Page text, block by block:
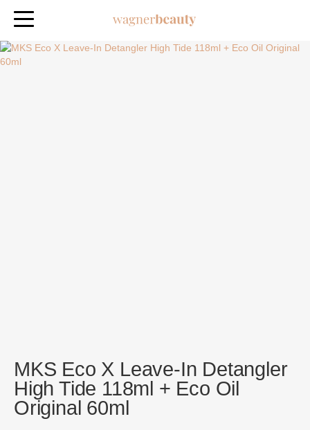
MKS Eco X Leave-In Detangler
High Tide 118ml + Eco Oil
Original 60ml